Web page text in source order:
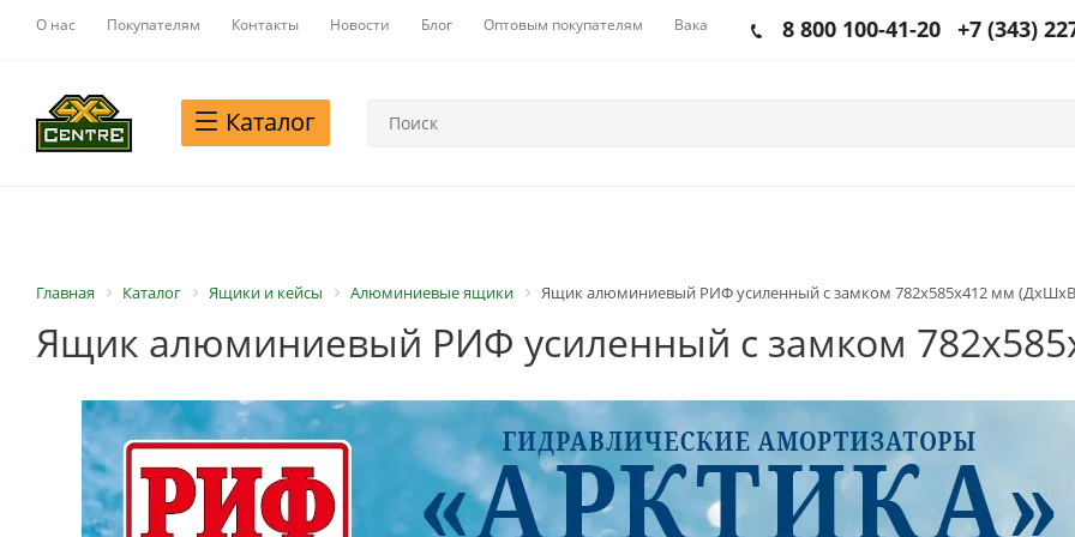
О нас Покупателям Контакты Новости Блог Оптовым покупателям Вакансии 8 800 100-41-20 +7 (343)
Каталог
Главная Каталог Ящики и кейсы Алюминиевые ящики Ящик алюминиевый РИФ усиленный с замком 782х585х412 мм
Ящик алюминиевый РИФ усиленный с замком